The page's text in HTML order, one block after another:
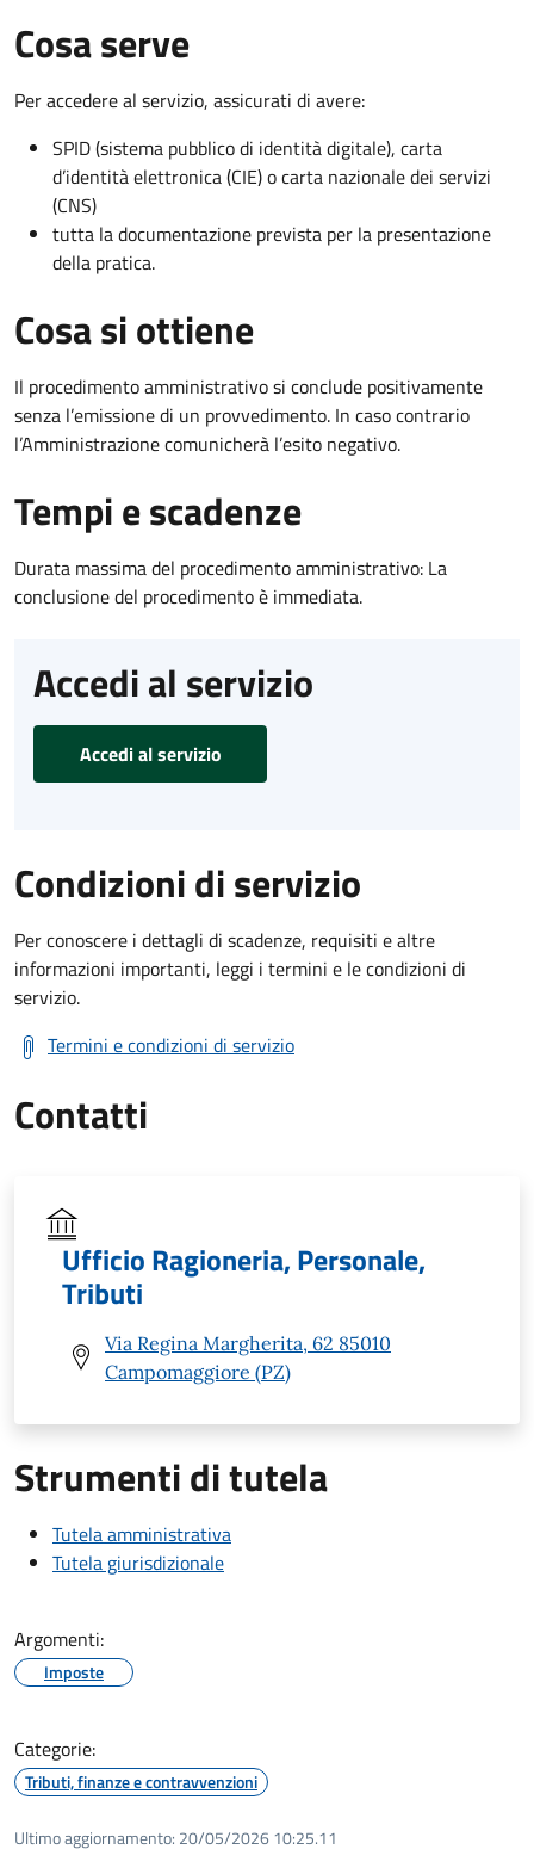
Cosa serve
Per accedere al servizio, assicurati di avere:
SPID (sistema pubblico di identità digitale), carta
d’identità elettronica (CIE) o carta nazionale dei servizi
(CNS)
tutta la documentazione prevista per la presentazione
della pratica.
Cosa si ottiene
Il procedimento amministrativo si conclude positivamente
senza l’emissione di un provvedimento. In caso contrario
l’Amministrazione comunicherà l’esito negativo.
Tempi e scadenze
Durata massima del procedimento amministrativo: La
conclusione del procedimento è immediata.
Accedi al servizio
Accedi al servizio
Condizioni di servizio
Per conoscere i dettagli di scadenze, requisiti e altre
informazioni importanti, leggi i termini e le condizioni di
servizio.
Termini e condizioni di servizio
Contatti
Ufficio Ragioneria, Personale,
Tributi
Via Regina Margherita, 62 85010
Campomaggiore (PZ)
Strumenti di tutela
Tutela amministrativa
Tutela giurisdizionale
Argomenti:
Imposte
Categorie:
Tributi, finanze e contravvenzioni
Ultimo aggiornamento: 20/05/2026 10:25.11